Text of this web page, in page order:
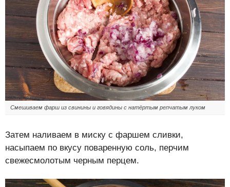
Смешиваем фарш из свинины и говядины с натёртым репчатым луком
Затем наливаем в миску с фаршем сливки,
насыпаем по вкусу поваренную соль, перчим
свежесмолотым черным перцем.